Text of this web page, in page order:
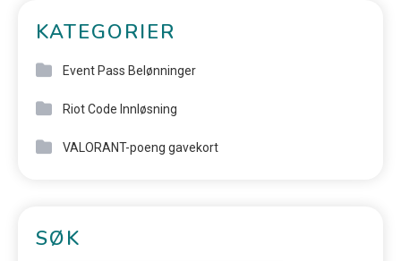
KATEGORIER
Event Pass Belønninger
Riot Code Innløsning
VALORANT-poeng gavekort
SØK